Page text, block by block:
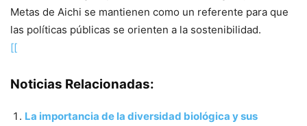
Metas de Aichi se mantienen como un referente para que
las políticas públicas se orienten a la sostenibilidad.
[[
Noticias Relacionadas:
La importancia de la diversidad biológica y sus